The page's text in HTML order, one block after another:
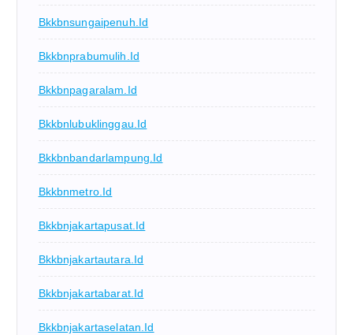
Bkkbnsungaipenuh.id
Bkkbnprabumulih.id
Bkkbnpagaralam.id
Bkkbnlubuklinggau.id
Bkkbnbandarlampung.id
Bkkbnmetro.id
Bkkbnjakartapusat.id
Bkkbnjakartautara.id
Bkkbnjakartabarat.id
Bkkbnjakartaselatan.id